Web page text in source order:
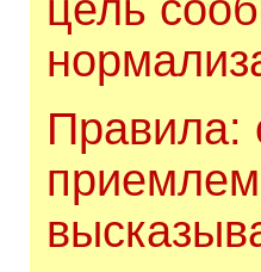
Правила: